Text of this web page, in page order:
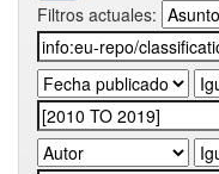
Filtros actuales: